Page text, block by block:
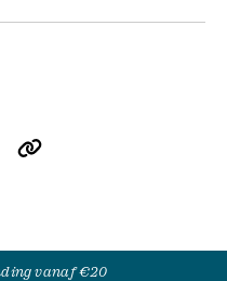
vanaf €20